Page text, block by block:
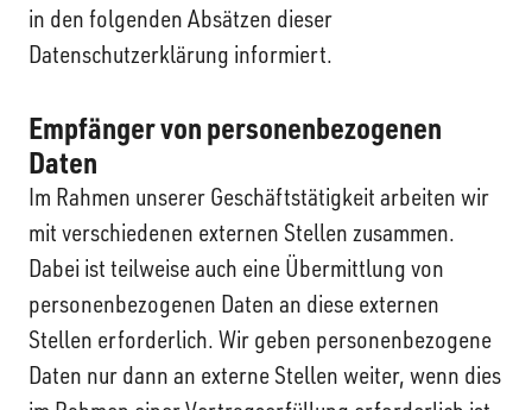
in den folgenden Absätzen dieser
Datenschutzerklärung informiert.
Empfänger von personenbezogenen
Daten
Im Rahmen unserer Geschäftstätigkeit arbeiten wir
mit verschiedenen externen Stellen zusammen.
Dabei ist teilweise auch eine Übermittlung von
personenbezogenen Daten an diese externen
Stellen erforderlich. Wir geben personenbezogene
Daten nur dann an externe Stellen weiter, wenn dies